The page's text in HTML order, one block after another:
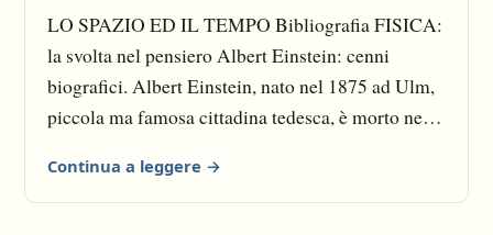
BIANCHI DE PASQUALE O’BRIEN “La
coscienza di Zeno” ITALO SVEVOLeggi la
tesina completa
LO SPAZIO ED IL TEMPO Bibliografia FISICA:
la svolta nel pensiero Albert Einstein: cenni
biografici. Albert Einstein, nato nel 1875 ad Ulm,
piccola ma famosa cittadina tedesca, è morto nel
ebree. Trascorse la sua prima giovinezza a
Monaco educato nel rigido sistema scolastico
Continua a leggere →